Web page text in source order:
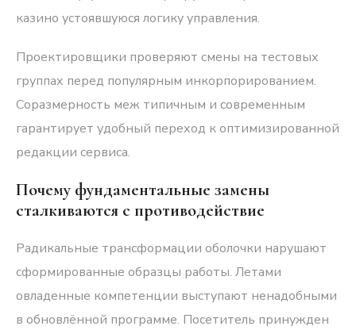
казино устоявшуюся логику управления.
Проектировщики проверяют смены на тестовых
группах перед популярным инкорпорированием.
Соразмерность меж типичным и современным
гарантирует удобный переход к оптимизированной
редакции сервиса.
Почему фундаментальные замены
сталкиваются с противодействие
Радикальные трансформации оболочки нарушают
сформированные образцы работы. Летами
овладенные компетенции выступают ненадобными
в обновлённой программе. Посетитель принужден